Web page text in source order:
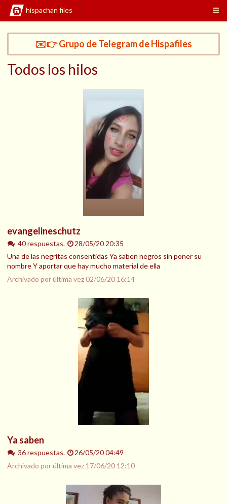
hispachan files
✉️👉 Grupo de Telegram de Hispafiles
Todos los hilos
evangelineschutz
40 respuestas.
28/05/20 20:35
Una de las negritas consentidas Ya saben negros sin poner su
nombre Y aportar que hay mucho material de ella
Archivado por última vez02/06/20 16:14
Ya saben
36 respuestas.
26/05/20 04:49
Archivado por última vez 17/06/20 12:10